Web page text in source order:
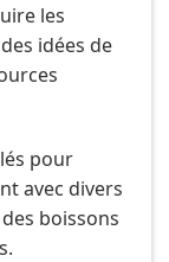
les
idées de
pour
avec divers
boissons